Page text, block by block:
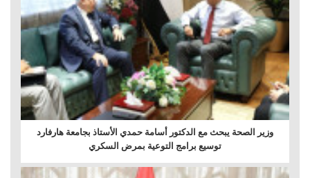
وزير الصحة يبحث مع الدكتور أسامة حمدي الأستاذ بجامعة هارفارد
توسيع برامج التوعية بمرض السكري